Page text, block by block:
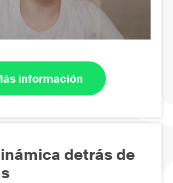
información
detrás de